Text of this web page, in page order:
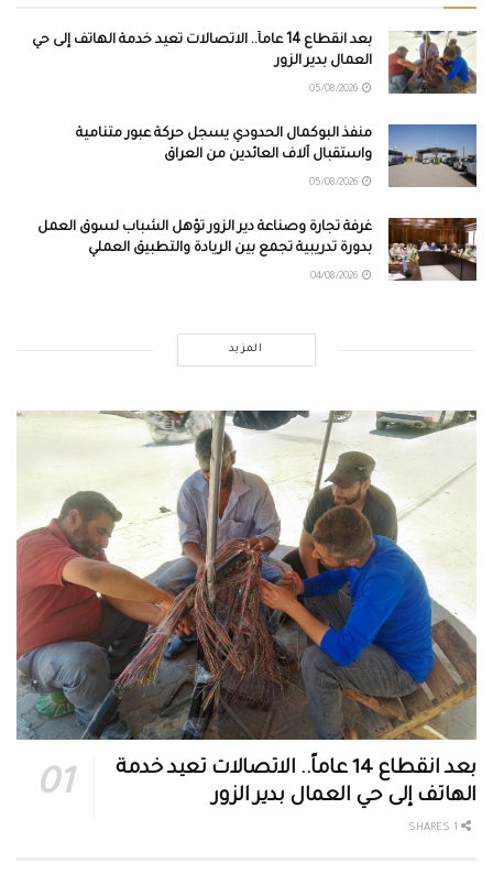
بعد انقطاع 14 عاماً.. الاتصالات تعيد خدمة الهاتف إلى حي
العمال بدير الزور
منفذ البوكمال الحدودي يسجل حركة عبور متنامية
واستقبال آلاف العائدين من العراق
غرفة تجارة وصناعة دير الزور تؤهل الشباب لسوق العمل
بدورة تدريبية تجمع بين الريادة والتطبيق العملي
المزيد
بعد انقطاع 14 عاماً.. الاتصالات تعيد خدمة
الهاتف إلى حي العمال بدير الزور